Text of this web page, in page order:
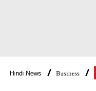
Hindi News Business